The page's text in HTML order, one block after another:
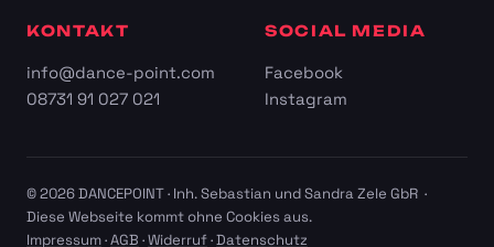
KONTAKT
info@dance-point.com
08731 91 027 021
SOCIAL MEDIA
Facebook
Instagram
© 2026 DANCEPOINT · Inh. Sebastian und Sandra Zele GbR ·
Diese Webseite kommt ohne Cookies aus.
Impressum·AGB ·Widerruf·Datenschutz